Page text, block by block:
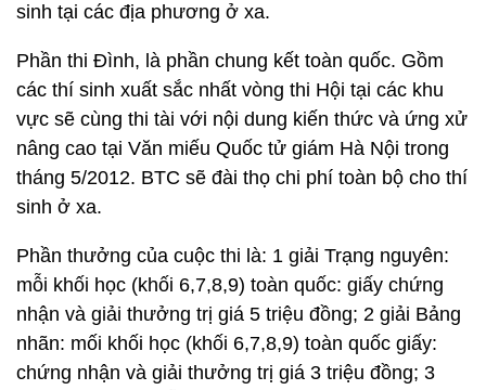
sinh tại các địa phương ở xa.
Phần thi Đình, là phần chung kết toàn quốc. Gồm
các thí sinh xuất sắc nhất vòng thi Hội tại các khu
vực sẽ cùng thi tài với nội dung kiến thức và ứng xử
nâng cao tại Văn miếu Quốc tử giám Hà Nội trong
tháng 5/2012. BTC sẽ đài thọ chi phí toàn bộ cho thí
sinh ở xa.
Phần thưởng của cuộc thi là: 1 giải Trạng nguyên:
mỗi khối học (khối 6,7,8,9) toàn quốc: giấy chứng
nhận và giải thưởng trị giá 5 triệu đồng; 2 giải Bảng
nhãn: mối khối học (khối 6,7,8,9) toàn quốc giấy:
chứng nhận và giải thưởng trị giá 3 triệu đồng; 3